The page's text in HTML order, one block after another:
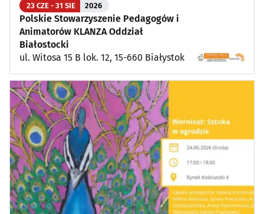
23 CZE - 31 SIE 2026
Polskie Stowarzyszenie Pedagogów i
Animatorów KLANZA Oddział
Białostocki
ul. Witosa 15 B lok. 12, 15-660 Białystok